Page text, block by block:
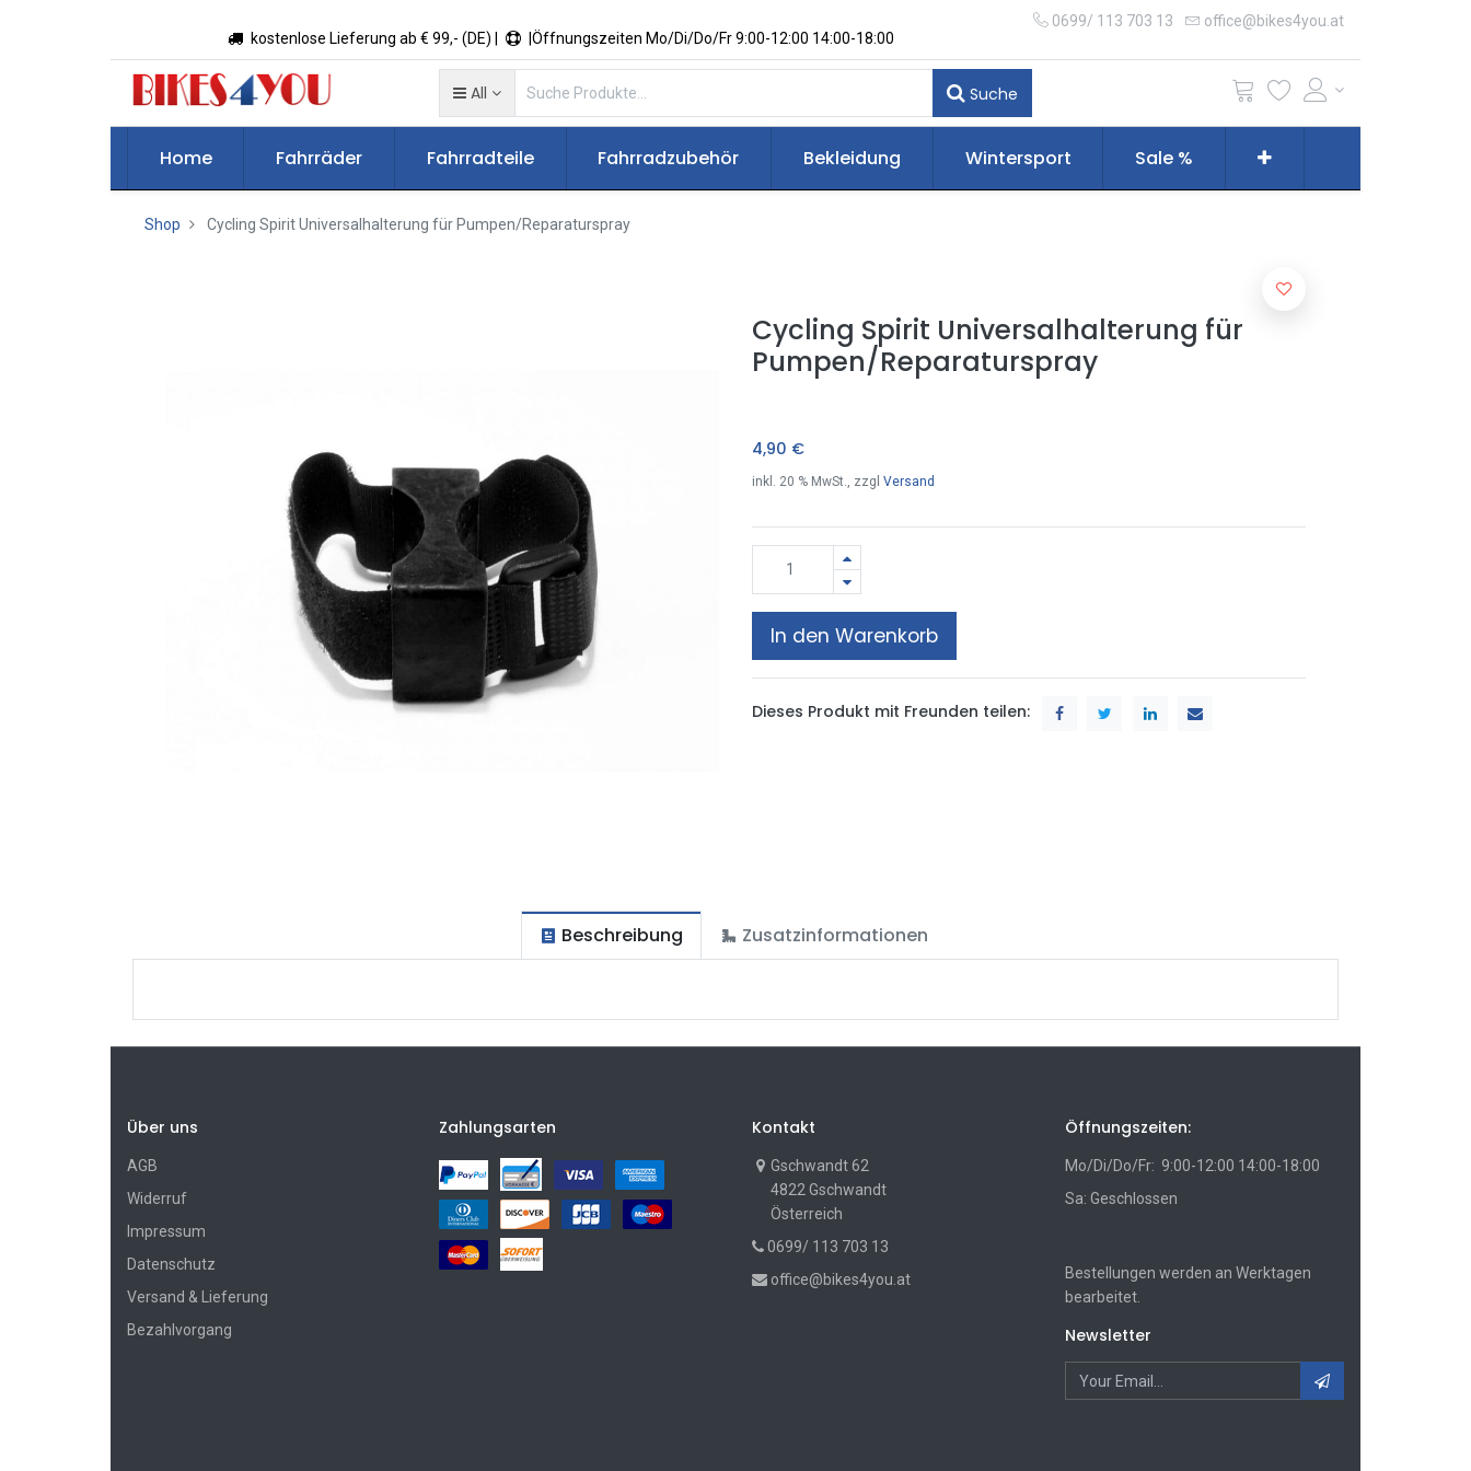
kostenlose Lieferung ab € 99,- (DE) | |Öffnungszeiten Mo/Di/Do/Fr 9:00-12:00 14:00-18:00
0699/ 113 703 13 office@bikes4you.at
All Suche
Home Fahrräder Fahrradteile Fahrradzubehör Bekleidung Wintersport Sale %
Shop Cycling Spirit Universalhalterung für Pumpen/Reparaturspray
Cycling Spirit Universalhalterung für
Pumpen/Reparaturspray
4,90 €
inkl. 20 % MwSt., zzgl Versand
In den Warenkorb
Dieses Produkt mit Freunden teilen:
Beschreibung Zusatzinformationen
Über uns
AGB
Widerruf
Impressum
Datenschutz
Versand & Lieferung
Bezahlvorgang
Zahlungsarten Kontakt
Gschwandt 62
4822 Gschwandt
Österreich
0699/ 113 703 13
office@bikes4you.at
Öffnungszeiten:
Mo/Di/Do/Fr: 9:00-12:00 14:00-18:00
Sa: Geschlossen
Bestellungen werden an Werktagen
bearbeitet.
Newsletter